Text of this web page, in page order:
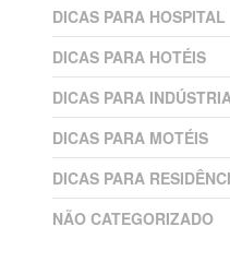
DICAS PARA HOSPITAL
DICAS PARA HOTÉIS
DICAS PARA
DICAS PARA MOTÉIS
DICAS PARA
NÃO CATEGORIZADO